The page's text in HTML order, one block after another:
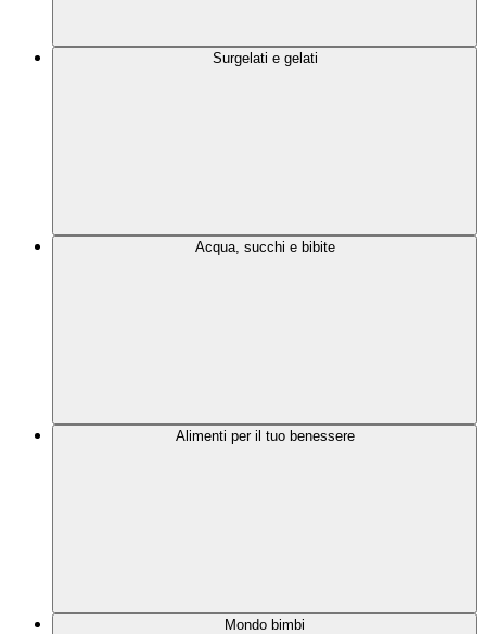
Surgelati e gelati
Acqua, succhi e bibite
Alimenti per il tuo benessere
Mondo bimbi